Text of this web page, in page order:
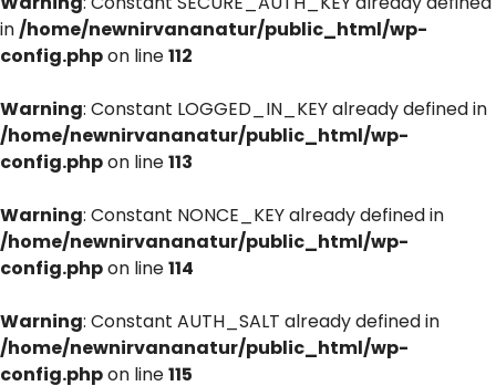
in/home/newnirvananatur/public_html/wp-
config.phpon line112
Warning: Constant LOGGED_IN_KEY already defined in
/home/newnirvananatur/public_html/wp-
config.phpon line113
Warning: Constant NONCE_KEY already defined in
/home/newnirvananatur/public_html/wp-
config.phpon line114
Warning: Constant AUTH_SALT already defined in
/home/newnirvananatur/public_html/wp-
config.phpon line115